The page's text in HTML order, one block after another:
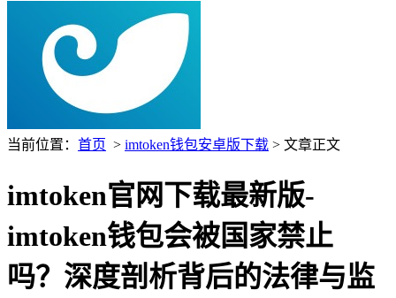
当前位置： 首页 > imtoken钱包安卓版下载 > 文章正文
imtoken官网下载最新版-
imtoken钱包会被国家禁止
吗？深度剖析背后的法律与监